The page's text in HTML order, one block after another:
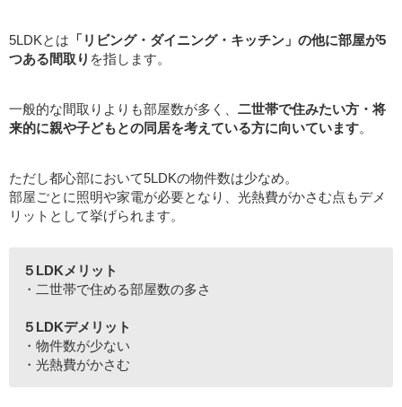
5LDKとは 「リビング・ダイニング・キッチン」の他に部屋が5
つある間取り を指します。
一般的な間取りよりも部屋数が多く、 二世帯で住みたい方・将
来的に親や子どもとの同居を考えている方に向いています。
ただし都心部において5LDKの物件数は少なめ。
部屋ごとに照明や家電が必要となり、光熱費がかさむ点もデメ
リットとして挙げられます。
５LDKメリット
・二世帯で住める部屋数の多さ
５LDKデメリット
・物件数が少ない
・光熱費がかさむ